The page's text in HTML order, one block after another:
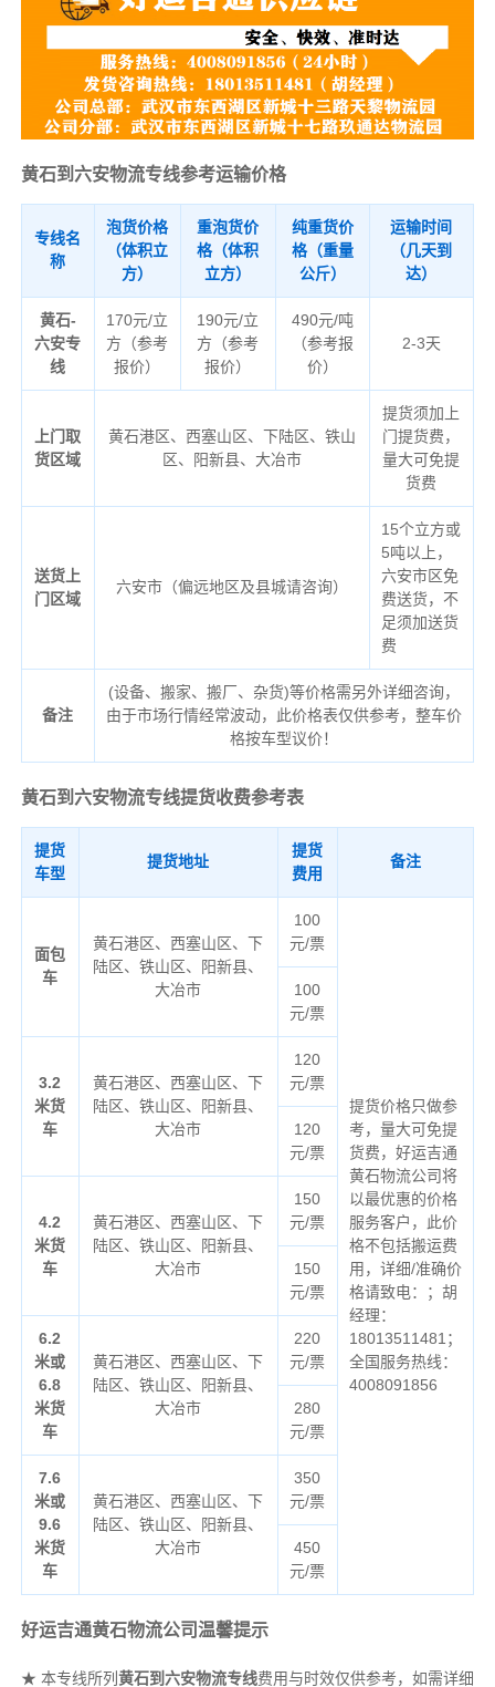
黄石到六安物流专线参考运输价格
专线名
称
泡货价格
（体积立
方）
重泡货价
格（体积
立方）
纯重货价
格（重量
公斤）
运输时间
（几天到
达）
黄石-
六安专
线
170元/立
方（参考
报价）
190元/立
方（参考
报价）
490元/吨
（参考报
价）
2-3天
上门取
货区域
黄石港区、西塞山区、下陆区、铁山
区、阳新县、大冶市
提货须加上
门提货费，
量大可免提
货费
送货上
门区域
六安市（偏远地区及县城请咨询）
15个立方或
5吨以上，
六安市区免
费送货，不
足须加送货
费
备注
(设备、搬家、搬厂、杂货)等价格需另外详细咨询，
由于市场行情经常波动，此价格表仅供参考，整车价
格按车型议价！
黄石到六安物流专线提货收费参考表
提货
车型
提货地址
提货
费用
备注
面包
车
黄石港区、西塞山区、下
陆区、铁山区、阳新县、
大冶市
100
元/票
提货价格只做参
考，量大可免提
货费，好运吉通
黄石物流公司将
以最优惠的价格
服务客户，此价
格不包括搬运费
用，详细/准确价
格请致电：；胡
经理：
18013511481；
全国服务热线：
4008091856
100
元/票
3.2
米货
车
黄石港区、西塞山区、下
陆区、铁山区、阳新县、
大冶市
120
元/票
120
元/票
4.2
米货
车
黄石港区、西塞山区、下
陆区、铁山区、阳新县、
大冶市
150
元/票
150
元/票
6.2
米或
6.8
米货
车
黄石港区、西塞山区、下
陆区、铁山区、阳新县、
大冶市
220
元/票
280
元/票
7.6
米或
9.6
米货
车
黄石港区、西塞山区、下
陆区、铁山区、阳新县、
大冶市
350
元/票
450
元/票
好运吉通黄石物流公司温馨提示
★ 本专线所列 黄石到六安物流专线费用与时效仅供参考，如需详细